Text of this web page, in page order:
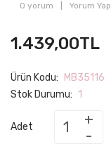
0 yorum Yorum Yap
1.439,00TL
Ürün Kodu:
MB35116
Stok Durumu: 1
Adet